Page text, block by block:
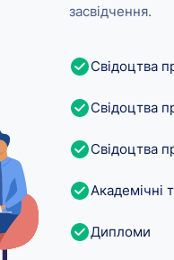
засвідчення.
Свідоцтва
Свідоцтва
Свідоцтва
Академічні
Дипломи